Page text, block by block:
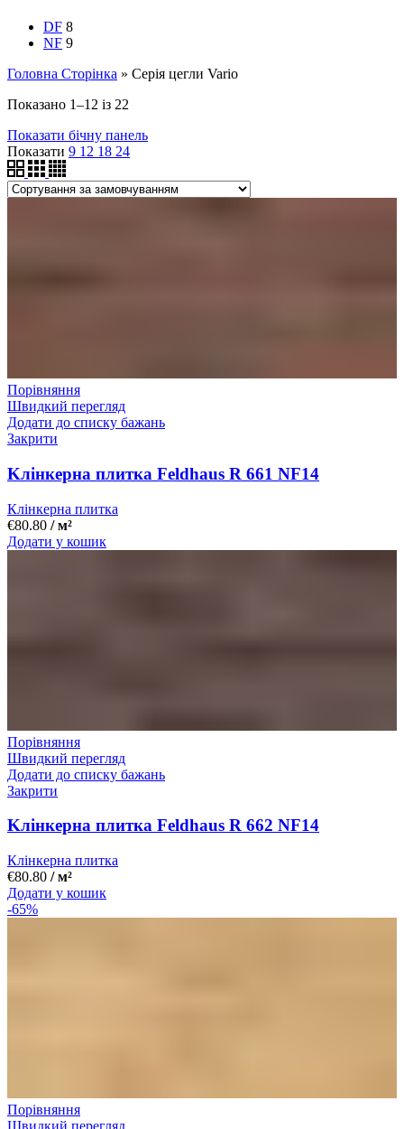
DF 8
NF 9
Головна Сторінка » Серія цегли Vario
Показано 1–12 із 22
Показати бічну панель
Показати 9 12 18 24
Порівняння
Швидкий перегляд
Додати до списку бажань
Закрити
Kлінкерна плитка Feldhaus R 661 NF14
Клінкерна плитка
€80.80 / м²
Додати у кошик
Порівняння
Швидкий перегляд
Додати до списку бажань
Закрити
Kлінкерна плитка Feldhaus R 662 NF14
Клінкерна плитка
€80.80 / м²
Додати у кошик
-65%
Порівняння